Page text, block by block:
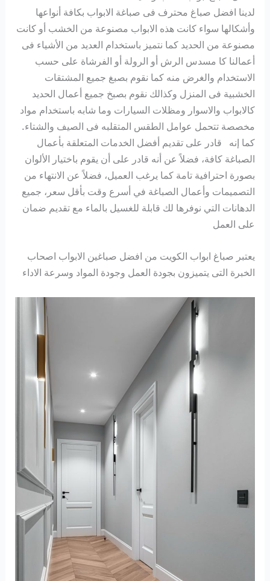
لدينا افضل صباغ محترف فى صباغة الابواب بكافة أنواعها
وأشكالها سواء كانت هذه الابواب مصنوعة من الخشب أو كانت
مصنوعة من الحديد كما نتميز باستخدام العديد من الأشياء فى
أعمالنا كا مسدس الرش أو الرولة أو الفرشاة على حسب
الاستخدام والغرض منه كما نقوم بصبغ جميع المشتقات
الخشبية فى المنزل وكذالك نقوم بصبخ جميع أعمال الحديد
كالابواب والاسوار ومظلات السيارات وما شابه باستخدام مواد
مخصصة تتحمل عوامل الطقس المتقلبه فى الصيف والشتاء.
كما إنه قادر على تقديم أفضل الخدمات المتعلقة بأعمال
الصباغة كافة، فضلاً عن أنه قادر على أن يقوم باختيار الألوان
بصورة احترافية تامة كما يرغب العميل، فضلاً عن الانتهاء من
التصميمات وأعمال الصباغة في أسرع وقت بأقل سعر، جميع
الدهانات التي نوفرها لك قابلة للغسيل بالماء مع تقديم ضمان
على العمل
يعتبر صباغ ابواب الكويت من افضل صباغين الابواب اصحاب
الخبرة التى يتميزون بجودة العمل وجودة المواد وسرعة الاداء